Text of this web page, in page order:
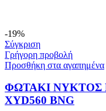
-19%
Σύγκριση
Γρήγορη προβολή
Προσθήκη στα αγαπημένα
ΦΩΤΑΚΙ ΝΥΚΤΟΣ
XYD560 BNG